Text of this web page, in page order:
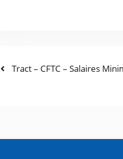
Tract – CFTC – Salaires